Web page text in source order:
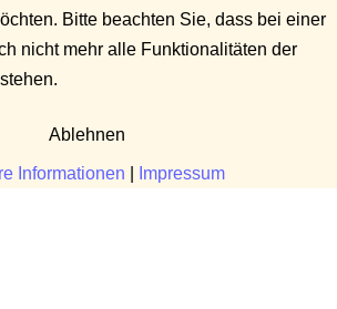
Bitte beachten Sie, dass bei einer
nicht mehr alle Funktionalitäten der
Ablehnen
Informationen Impressum